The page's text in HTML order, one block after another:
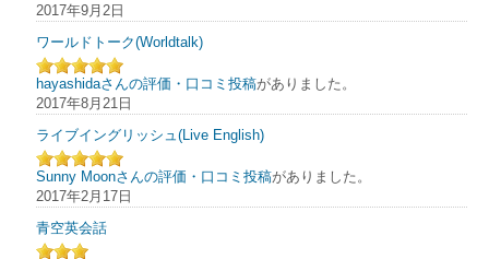
2017年9月2日
ワールドトーク(Worldtalk)
hayashidaさんの評価・口コミ投稿がありました。
2017年8月21日
ライブイングリッシュ(Live English)
Sunny Moonさんの評価・口コミ投稿がありました。
2017年2月17日
青空英会話